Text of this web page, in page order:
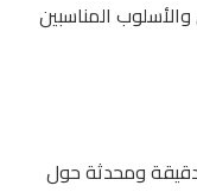
المناسبين
ومحدثة حول